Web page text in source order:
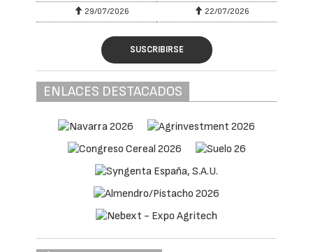
Principales objetivos
Entre sus principales objetivos, BioChargae
trabajará para facilitar que las explotaciones
puedan producir parte de sus propios
insumos, avanzando así hacia modelos
desde Cooperativas Agroalimentarias en un
comunicado.
Para ello, el proyecto unirá tres piezas clave:
el aprovechamiento de residuos agrícolas, el
uso de microalgas como apoyo natural al
cultivo y una herramienta digital que
ayudará al agricultor a tomar mejores